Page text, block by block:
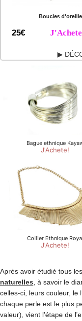
Boucles
25€
▶
Après avoir étudié tous
naturelles, à savoir le
celles-ci, leurs couleur, le
chaque perle est le plus
valeur), vient l’étape de